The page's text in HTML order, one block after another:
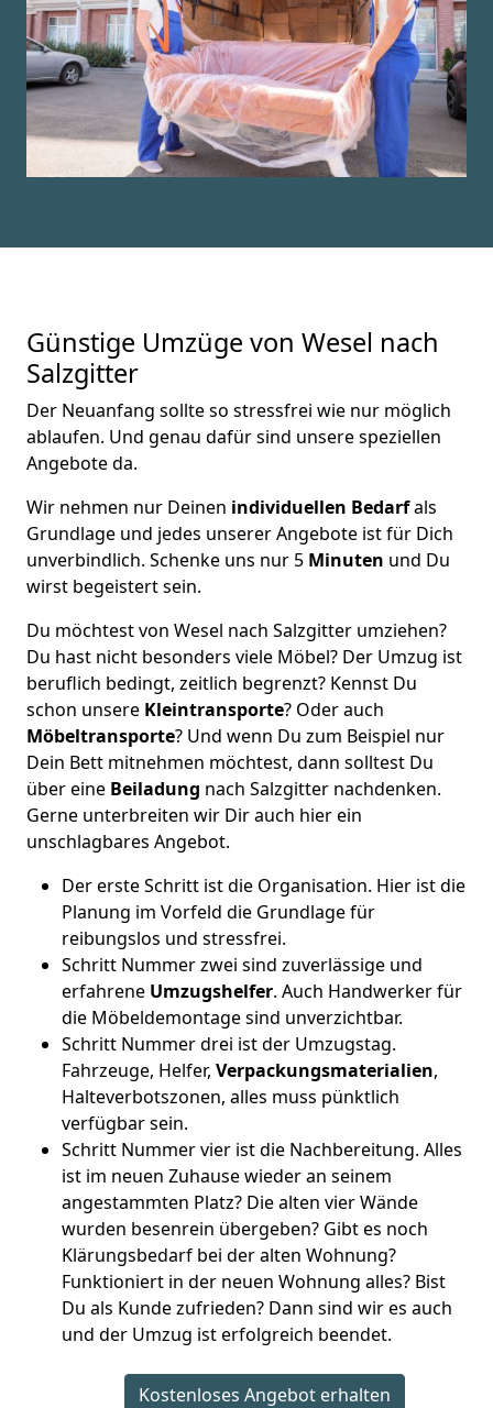
Günstige Umzüge von Wesel nach
Salzgitter
Der Neuanfang sollte so stressfrei wie nur möglich
ablaufen. Und genau dafür sind unsere speziellen
Angebote da.
Wir nehmen nur Deinen individuellen Bedarfals
Grundlage und jedes unserer Angebote ist für Dich
unverbindlich. Schenke uns nur 5 Minuten und Du
wirst begeistert sein.
Du möchtest von Wesel nach Salzgitter umziehen?
Du hast nicht besonders viele Möbel? Der Umzug ist
beruflich bedingt, zeitlich begrenzt? Kennst Du
schon unsere Kleintransporte? Oder auch
Möbeltransporte? Und wenn Du zum Beispiel nur
Dein Bett mitnehmen möchtest, dann solltest Du
über eine Beiladung nach Salzgitter nachdenken.
Gerne unterbreiten wir Dir auch hier ein
unschlagbares Angebot.
Der erste Schritt ist die Organisation. Hier ist die
Planung im Vorfeld die Grundlage für
reibungslos und stressfrei.
Schritt Nummer zwei sind zuverlässige und
erfahrene Umzugshelfer. Auch Handwerker für
die Möbeldemontage sind unverzichtbar.
Schritt Nummer drei ist der Umzugstag.
Fahrzeuge, Helfer, Verpackungsmaterialien,
Halteverbotszonen, alles muss pünktlich
verfügbar sein.
Schritt Nummer vier ist die Nachbereitung. Alles
ist im neuen Zuhause wieder an seinem
angestammten Platz? Die alten vier Wände
wurden besenrein übergeben? Gibt es noch
Klärungsbedarf bei der alten Wohnung?
Funktioniert in der neuen Wohnung alles? Bist
Du als Kunde zufrieden? Dann sind wir es auch
und der Umzug ist erfolgreich beendet.
Kostenloses Angebot erhalten